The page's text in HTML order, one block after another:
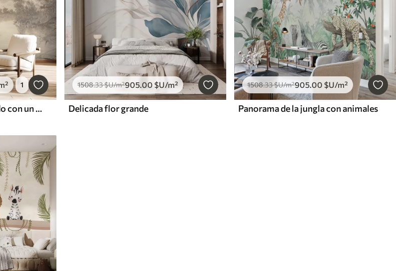
1
Paisaje vintage texturizado con un árbol cerca de un río y un cielo nublado, arte de la naturaleza en tonos sepia
1508.33$U/m²905.00 $U/m²
Delicada flor grande
1508.33$U/m²905.00 $U/m²
Panorama de la jungla con animales